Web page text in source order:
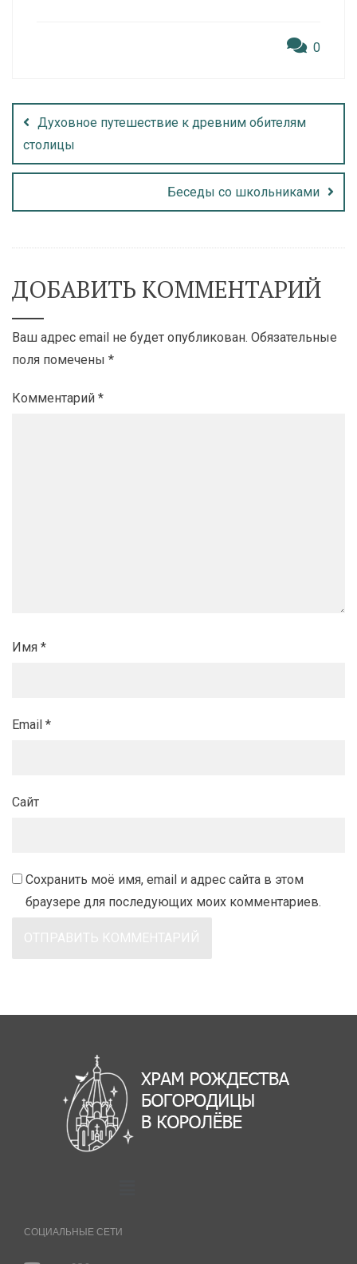
0
Духовное путешествие к древним обителям
столицы
Беседы со школьниками
ДОБАВИТЬ КОММЕНТАРИЙ
Ваш адрес email не будет опубликован. Обязательные
поля помечены *
Комментарий *
Имя *
Email *
Сайт
Сохранить моё имя, email и адрес сайта в этом
браузере для последующих моих комментариев.
СОЦИАЛЬНЫЕ СЕТИ